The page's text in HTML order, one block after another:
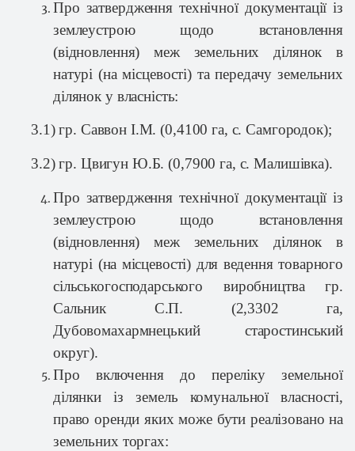
Про затвердження технічної документації із
землеустрою щодо встановлення
(відновлення) меж земельних ділянок в
натурі (на місцевості) та передачу земельних
ділянок у власність:
3.1) гр. Саввон І.М. (0,4100 га, с. Самгородок);
3.2) гр. Цвигун Ю.Б. (0,7900 га, с. Малишівка).
Про затвердження технічної документації із
землеустрою щодо встановлення
(відновлення) меж земельних ділянок в
натурі (на місцевості) для ведення товарного
сільськогосподарського виробництва гр.
Сальник С.П. (2,3302 га,
Дубовомахармнецький старостинський
округ).
Про включення до переліку земельної
ділянки із земель комунальної власності,
право оренди яких може бути реалізовано на
земельних торгах: